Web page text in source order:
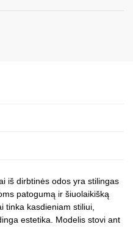
iš dirbtinės odos yra stilingas
patogumą ir šiuolaikišką
tinka kasdieniam stiliui,
estetika. Modelis stovi ant